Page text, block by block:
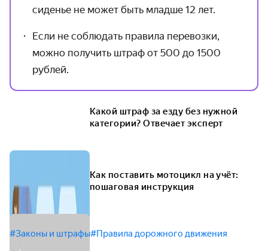
сиденье не может быть младше 12 лет.
Если не соблюдать правила перевозки,
можно получить штраф от 500 до 1500
рублей.
Какой штраф за езду без нужной
категории? Отвечает эксперт
Как поставить мотоцикл на учёт:
пошаговая инструкция
#Законы и штрафы#Правила дорожного движения